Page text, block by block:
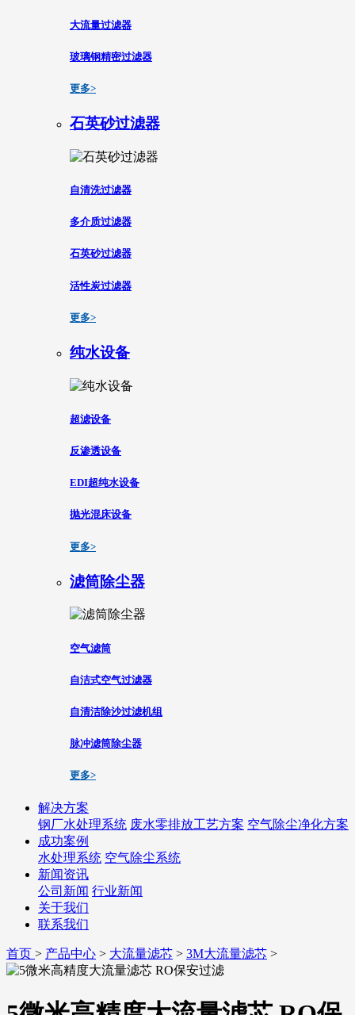
大流量过滤器
玻璃钢精密过滤器
更多>
石英砂过滤器
自清洗过滤器
多介质过滤器
石英砂过滤器
活性炭过滤器
更多>
纯水设备
超滤设备
反渗透设备
EDI超纯水设备
抛光混床设备
更多>
滤筒除尘器
空气滤筒
自洁式空气过滤器
自清洁除沙过滤机组
脉冲滤筒除尘器
更多>
解决方案
钢厂水处理系统 废水零排放工艺方案 空气除尘净化方案
成功案例
水处理系统 空气除尘系统
新闻资讯
公司新闻 行业新闻
关于我们
联系我们
首页 > 产品中心 > 大流量滤芯 > 3M大流量滤芯 >